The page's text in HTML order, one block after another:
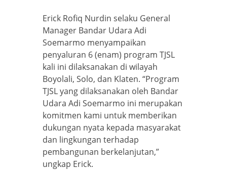
Erick Rofiq Nurdin selaku General
Manager Bandar Udara Adi
Soemarmo menyampaikan
penyaluran 6 (enam) program TJSL
kali ini dilaksanakan di wilayah
Boyolali, Solo, dan Klaten. “Program
TJSL yang dilaksanakan oleh Bandar
Udara Adi Soemarmo ini merupakan
komitmen kami untuk memberikan
dukungan nyata kepada masyarakat
dan lingkungan terhadap
pembangunan berkelanjutan,”
ungkap Erick.